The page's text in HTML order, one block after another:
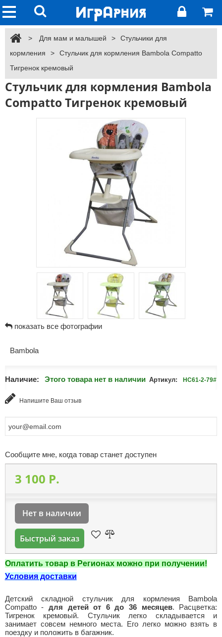
> Для мам и малышей >
Стульчики для
кормления
>
Стульчик для кормления Bambola Compatto
Тигренок кремовый
Стульчик для кормления Bambola
Compatto Тигренок кремовый
показать все фотографии
Bambola
Наличие: Этого товара нет в наличии Артикул: HC61-2-79#
Напишите Ваш отзыв
Сообщите мне, когда товар станет доступен
3 100 P.
Нет в наличии
Быстрый заказ
Оплатить товар в Регионах можно при получении!
Условия доставки
Детский складной стульчик для кормления Bambola
Compatto - для детей от 6 до 36 месяцев. Расцветка:
Тигренок кремовый. Стульчик легко складывается и
занимает совсем немного места. Его легко можно взять в
поездку и положить в багажник.